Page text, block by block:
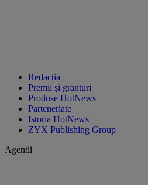
Redacția
Premii și granturi
Produse HotNews
Parteneriate
Istoria HotNews
ZYX Publishing Group
Agentii